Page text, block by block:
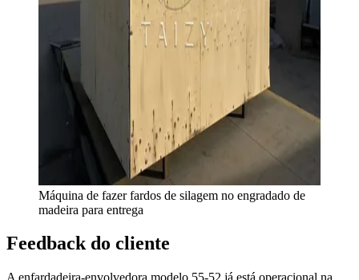
Máquina de fazer fardos de silagem no engradado de
madeira para entrega
Feedback do cliente